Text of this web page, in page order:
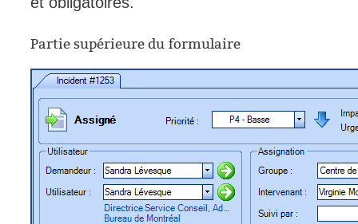
Partie supérieure du formulaire